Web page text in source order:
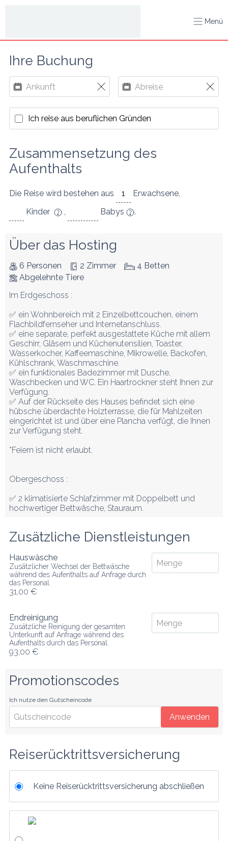
Menü
Ihre Buchung
Ich reise aus beruflichen Gründen
Zusammensetzung des
Aufenthalts
Die Reise wird bestehen aus Erwachsene,
Kinder
, Babys .
Über das Hosting
6 Personen 2 Zimmer
4 Betten
Abgelehnte Tiere
Im Erdgeschoss :
✅ ein Wohnbereich mit 2 Einzelbettcouchen, einem
Flachbildfernseher und Internetanschluss.
✅ eine separate, perfekt ausgestattete Küche mit allem
Geschirr, Gläsern und Küchenutensilien, Toaster,
Wasserkocher, Kaffeemaschine, Mikrowelle, Backofen,
Kühlschrank, Waschmaschine.
✅ ein funktionales Badezimmer mit Dusche,
Waschbecken und WC. Ein Haartrockner steht Ihnen zur
Verfügung.
✅ Auf der Rückseite des Hauses befindet sich eine
hübsche überdachte Holzterrasse, die für Mahlzeiten
eingerichtet ist und über eine Plancha verfügt, die Ihnen
zur Verfügung steht.
*Feiern ist nicht erlaubt.
Obergeschoss :
✅ 2 klimatisierte Schlafzimmer mit Doppelbett und
hochwertiger Bettwäsche, Stauraum.
Zusätzliche Dienstleistungen
Hauswäsche
Zusätzlicher Wechsel der Bettwäsche
während des Aufenthalts auf Anfrage durch
das Personal.
31,00 €
Endreinigung
Zusätzliche Reinigung der gesamten
Unterkunft auf Anfrage während des
Aufenthalts durch das Personal.
93,00 €
Promotionscodes
Ich nutze den Gutscheincode
Anwenden
Reiserücktrittsversicherung
Keine Reiserücktrittsversicherung abschließen